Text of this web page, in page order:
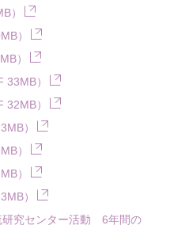
）
）
）
）
）
）
）
）
）
究センター活動 6年間の